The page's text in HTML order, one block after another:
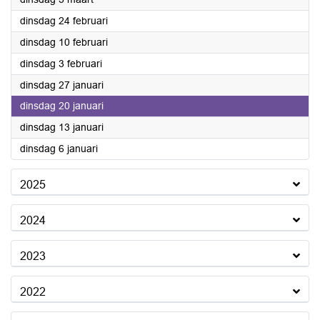
dinsdag 24 februari2026
dinsdag 10 februari2026
dinsdag 3 februari2026
dinsdag 27 januari2026
dinsdag 20 januari2026
dinsdag 13 januari2026
dinsdag 6 januari2026
2025
2024
2023
2022